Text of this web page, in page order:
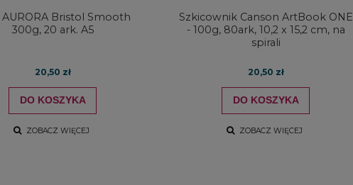
Bristol Smooth
300g, 20 ark. A5
20,50 zł
DO KOSZYKA
ZOBACZ WIĘCEJ
Szkicownik Canson ArtBook ONE
- 100g, 80ark, 10,2 x 15,2 cm, na
spirali
20,50 zł
DO KOSZYKA
ZOBACZ WIĘCEJ